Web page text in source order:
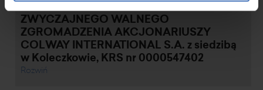
ZWYCZAJNEGO WALNEGO
ZGROMADZENIA AKCJONARIUSZY
COLWAY INTERNATIONAL S.A. z siedzibą
w Koleczkowie, KRS nr 0000547402
Rozwiń